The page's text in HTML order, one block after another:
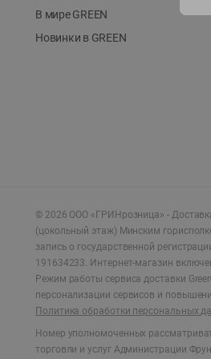
В мире GREEN
Новинки в GREEN
© 2026 ООО «ГРИНрозница» -
(цокольный этаж) Минским
запись о государственной
191634233. Интернет-магазин
Режим работы сервиса доставки
персонализации сервисов и
Политика обработки персональных
Номер уполномоченных
торговли и услуг Администрации